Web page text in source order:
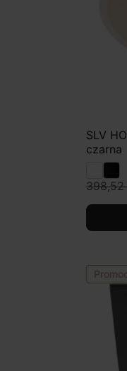
SLV
czarna
398,52